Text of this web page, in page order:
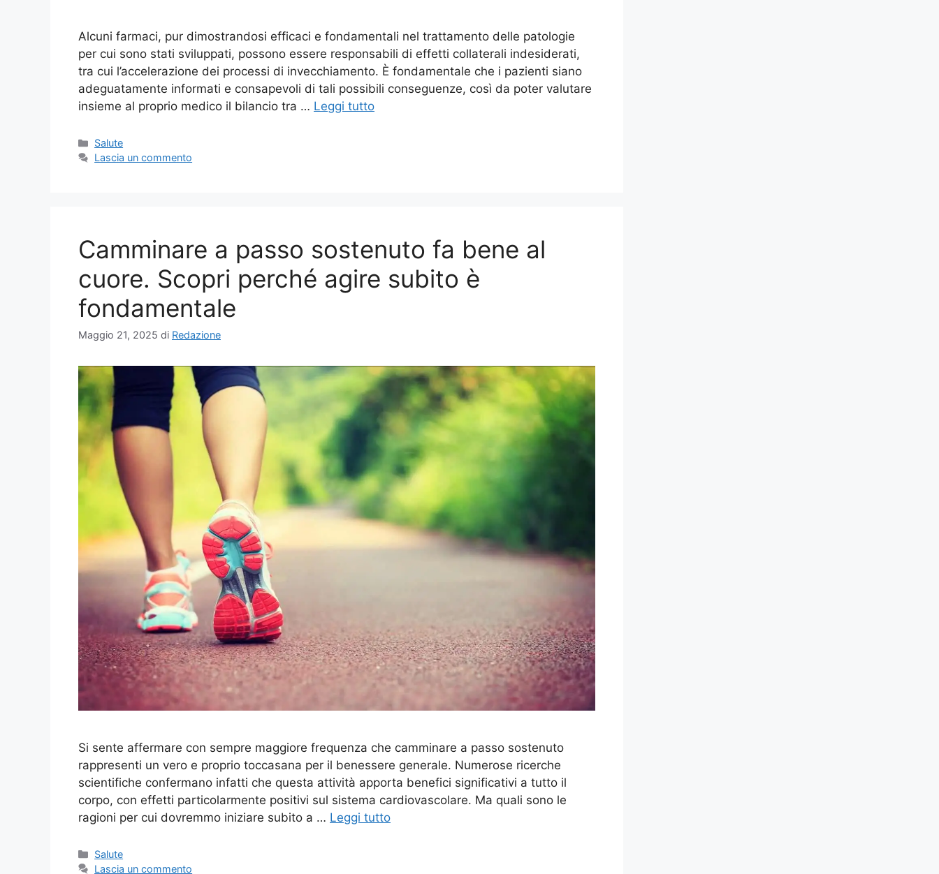
Alcuni farmaci, pur dimostrandosi efficaci e fondamentali nel trattamento delle patologie
per cui sono stati sviluppati, possono essere responsabili di effetti collaterali indesiderati,
tra cui l’accelerazione dei processi di invecchiamento. È fondamentale che i pazienti siano
adeguatamente informati e consapevoli di tali possibili conseguenze, così da poter valutare
insieme al proprio medico il bilancio tra … Leggi tutto
Categorie
Salute
Lascia un commento
Camminare a passo sostenuto fa bene al
cuore. Scopri perché agire subito è
fondamentale
Maggio 21, 2025 di Redazione
Si sente affermare con sempre maggiore frequenza che camminare a passo sostenuto
rappresenti un vero e proprio toccasana per il benessere generale. Numerose ricerche
scientifiche confermano infatti che questa attività apporta benefici significativi a tutto il
corpo, con effetti particolarmente positivi sul sistema cardiovascolare. Ma quali sono le
ragioni per cui dovremmo iniziare subito a … Leggi tutto
Categorie
Salute
Lascia un commento